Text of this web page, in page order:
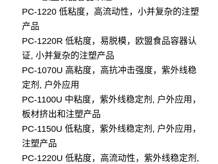
PC-1220 低粘度，高流动性，小并复杂的注塑
产品
PC-1220R 低粘度，易脱模，欧盟食品容器认
证, 小并复杂的注塑产品
PC-1070U 高粘度，高抗冲击强度，紫外线稳
定剂, 户外应用
PC-1100U 中粘度，紫外线稳定剂, 户外应用，
板材挤出和注塑产品
PC-1150U 低粘度，紫外线稳定剂, 户外应用，
注塑产品
PC-1220U 低粘度，高流动性，紫外线稳定剂,